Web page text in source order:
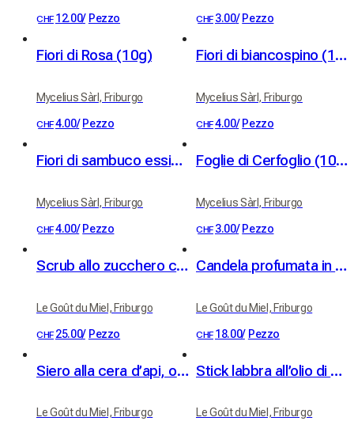
CHF 12.00/ Pezzo CHF 3.00/ Pezzo
Fiori di Rosa (10g)
Mycelius Sàrl, Friburgo
CHF4.00/ Pezzo
Fiori di biancospino (10g)
Mycelius Sàrl, Friburgo
CHF4.00/ Pezzo
Fiori di sambuco essiccati (10g)
Mycelius Sàrl, Friburgo
CHF4.00/ Pezzo
Foglie di Cerfoglio (10g)
Mycelius Sàrl, Friburgo
CHF 3.00/ Pezzo
Scrub allo zucchero con verbena e burro di karité BIO
Le Goût du Miel, Friburgo
CHF 25.00/ Pezzo
Candela profumata in vaso di ceramica "Nuit d'agrumes"
Le Goût du Miel, Friburgo
CHF 18.00/ Pezzo
Siero alla cera d’api, oli BIO di albicocca e jojoba
Le Goût du Miel, Friburgo
Stick labbra all’olio di albicocca e vera cera d’api
Le Goût du Miel, Friburgo